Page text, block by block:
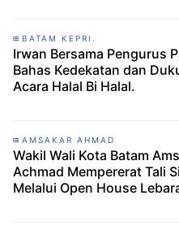
BATAM KEPRI.
Irwan Bersama Pengurus
Bahas Kedekatan dan
Acara Halal Bi Halal.
AMSAKAR AHMAD
Wakil Wali Kota Batam
Achmad Mempererat Tali
Melalui Open House